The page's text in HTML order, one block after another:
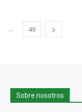
... 49
Sobre nosotros